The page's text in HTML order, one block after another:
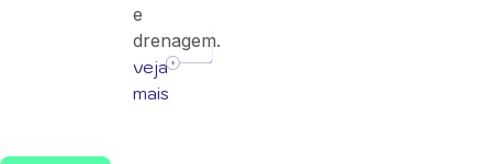
e
drenagem.
veja
mais